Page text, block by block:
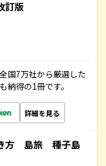
訂版
国7万社から厳選した
納得の1冊です。
詳細を見る
方 島旅 種子島